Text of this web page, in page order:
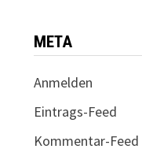
META
Anmelden
Eintrags-Feed
Kommentar-Feed